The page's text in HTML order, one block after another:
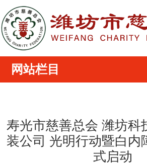
寿光市慈善总会 潍坊科
装公司 光明行动暨白内
式启动